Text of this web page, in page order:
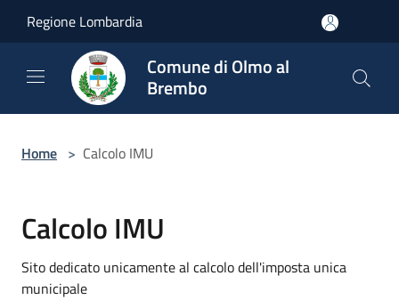
Regione Lombardia
Comune di Olmo al
Brembo
Home > Calcolo IMU
Calcolo IMU
Sito dedicato unicamente al calcolo dell'imposta unica
municipale